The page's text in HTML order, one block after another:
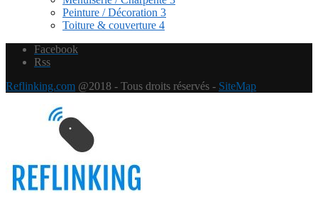
Peinture / Décoration 3
Toiture & couverture 4
Facebook
Rss
Reflinking.com @2018 - Tous droits réservés - SiteMap